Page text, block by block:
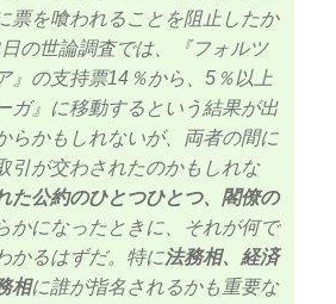
票を喰われることを阻止したか
の世論調査では、『フォルツ
』の支持票14％から、5％以上
ガ』に移動するという結果が出
らかもしれないが、両者の間に
引が交わされたのかもしれな
た公約のひとつひとつ、閣僚の
かになったときに、それが何で
かるはずだ。特に法務相、経済
相に誰が指名されるかも重要な